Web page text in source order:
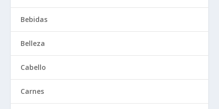
Bebidas
Belleza
Cabello
Carnes